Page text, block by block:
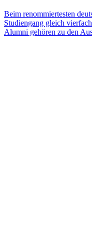
Beim renommiertesten
Studiengang gleich
Alumni gehören zu den